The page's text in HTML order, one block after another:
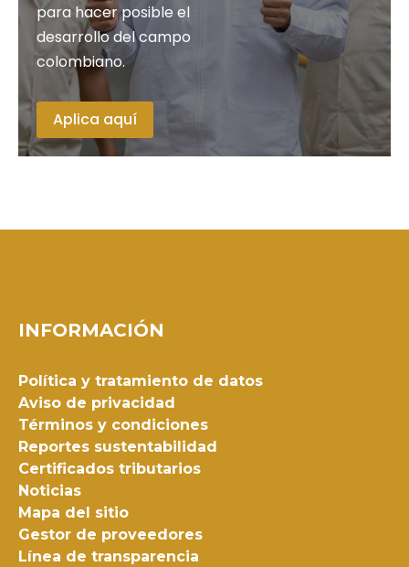
para hacer posible el
desarrollo del campo
colombiano.
Aplica aquí
INFORMACIÓN
Política y tratamiento de datos
Aviso de privacidad
Términos y condiciones
Reportes sustentabilidad
Certificados tributarios
Noticias
Mapa del sitio
Gestor de proveedores
Línea de transparencia